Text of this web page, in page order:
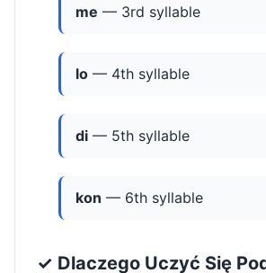
me — 3rd syllable
lo — 4th syllable
di — 5th syllable
kon — 6th syllable
✓ Dlaczego Uczyć Się